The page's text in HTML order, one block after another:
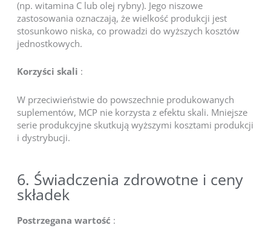
(np. witamina C lub olej rybny). Jego niszowe
zastosowania oznaczają, że wielkość produkcji jest
stosunkowo niska, co prowadzi do wyższych kosztów
jednostkowych.
Korzyści skali :
W przeciwieństwie do powszechnie produkowanych
suplementów, MCP nie korzysta z efektu skali. Mniejsze
serie produkcyjne skutkują wyższymi kosztami produkcji
i dystrybucji.
6. Świadczenia zdrowotne i ceny
składek
Postrzegana wartość :